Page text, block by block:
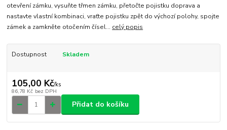
otevření zámku, vysuňte třmen zámku, přetočte pojistku doprava a
nastavte vlastní kombinaci, vraťte pojistku zpět do výchozí polohy, spojte
zámek a zamkněte otočením čísel... celý popis
Dostupnost Skladem
105,00 Kč/ks
86,78 Kč bez DPH
Přidat do košíku